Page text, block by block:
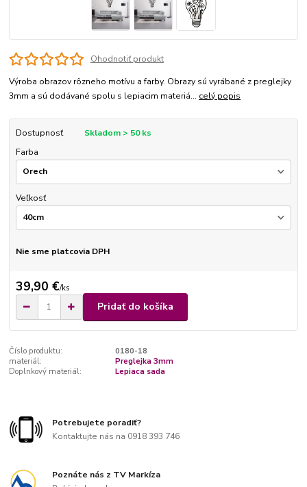
Ohodnotiť produkt
Výroba obrazov rôzneho motívu a farby. Obrazy sú vyrábané z preglejky
3mm a sú dodávané spolu s lepiacim materiá... celý popis
Dostupnosť
Skladom > 50 ks
Farba
Veľkosť
Nie sme platcovia DPH
39,90 €/ks
Pridať do košíka
Číslo produktu:
0180-18
materiál:
Preglejka 3mm
Doplnkový materiál:
Lepiaca sada
Potrebujete poradiť?
Kontaktujte nás na 0918 393 746
Poznáte nás z TV Markíza